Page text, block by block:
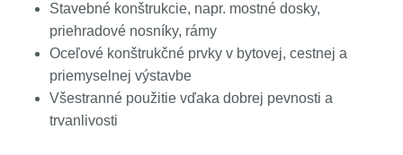
Stavebné konštrukcie, napr. mostné dosky,
priehradové nosníky, rámy
Oceľové konštrukčné prvky v bytovej, cestnej a
priemyselnej výstavbe
Všestranné použitie vďaka dobrej pevnosti a
trvanlivosti